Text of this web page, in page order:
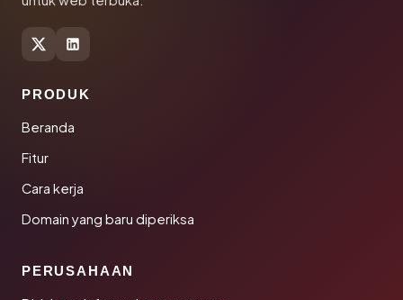
PRODUK
Beranda
Fitur
Cara kerja
Domain yang baru diperiksa
PERUSAHAAN